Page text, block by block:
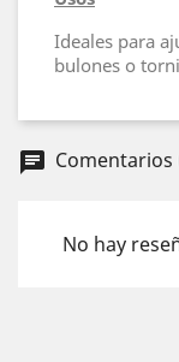
Ideales para
bulones o
chat Comentarios
No hay